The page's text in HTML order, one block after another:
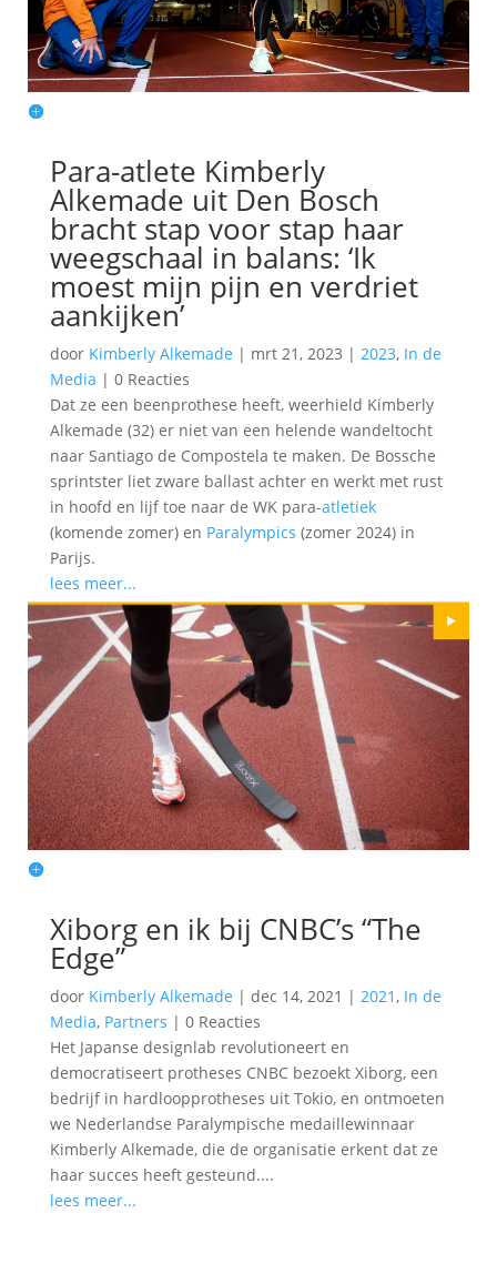
Para-atlete Kimberly
Alkemade uit Den Bosch
bracht stap voor stap haar
weegschaal in balans: ‘Ik
moest mijn pijn en verdriet
aankijken’
door Kimberly Alkemade | mrt 21, 2023 | 2023, In de
Media | 0 Reacties
Dat ze een beenprothese heeft, weerhield Kimberly
Alkemade (32) er niet van een helende wandeltocht
naar Santiago de Compostela te maken. De Bossche
sprintster liet zware ballast achter en werkt met rust
in hoofd en lijf toe naar de WK para-atletiek
(komende zomer) en Paralympics (zomer 2024) in
Parijs.
lees meer...
Xiborg en ik bij CNBC’s “The
Edge”
door Kimberly Alkemade | dec 14, 2021 | 2021 , In de
Media, Partners | 0 Reacties
Het Japanse designlab revolutioneert en
democratiseert protheses CNBC bezoekt Xiborg, een
bedrijf in hardloopprotheses uit Tokio, en ontmoeten
we Nederlandse Paralympische medaillewinnaar
Kimberly Alkemade, die de organisatie erkent dat ze
haar succes heeft gesteund....
lees meer...